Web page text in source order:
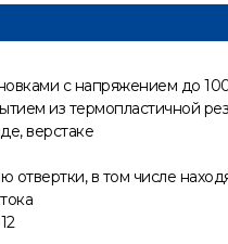
с напряжением до
из термопластичной
верстаке
в том числе